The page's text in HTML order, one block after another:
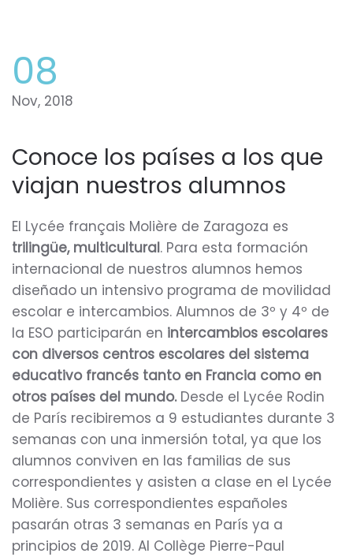
08
Nov, 2018
Conoce los países a los que
viajan nuestros alumnos
El Lycée français Molière de Zaragoza es
trilingüe, multicultural. Para esta formación
internacional de nuestros alumnos hemos
diseñado un intensivo programa de movilidad
escolar e intercambios. Alumnos de 3º y 4º de
la ESO participarán en intercambios escolares
con diversos centros escolares del sistema
educativo francés tanto en Francia como en
otros países del mundo.Desde el Lycée Rodin
de París recibiremos a 9 estudiantes durante 3
semanas con una inmersión total, ya que los
alumnos conviven en las familias de sus
correspondientes y asisten a clase en el Lycée
Molière. Sus correspondientes españoles
pasarán otras 3 semanas en París ya a
principios de 2019. Al Collège Pierre-Paul